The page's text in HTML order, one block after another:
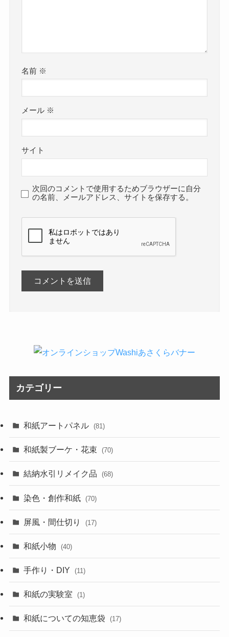
名前 ※
メール ※
サイト
次回のコメントで使用するためブラウザーに自分
の名前、メールアドレス、サイトを保存する。
カテゴリー
和紙アートパネル (81)
和紙製ブーケ・花束 (70)
結納水引リメイク品 (68)
染色・創作和紙 (70)
屏風・間仕切り (17)
和紙小物 (40)
手作り・DIY (11)
和紙の実験室 (1)
和紙についての知恵袋 (17)